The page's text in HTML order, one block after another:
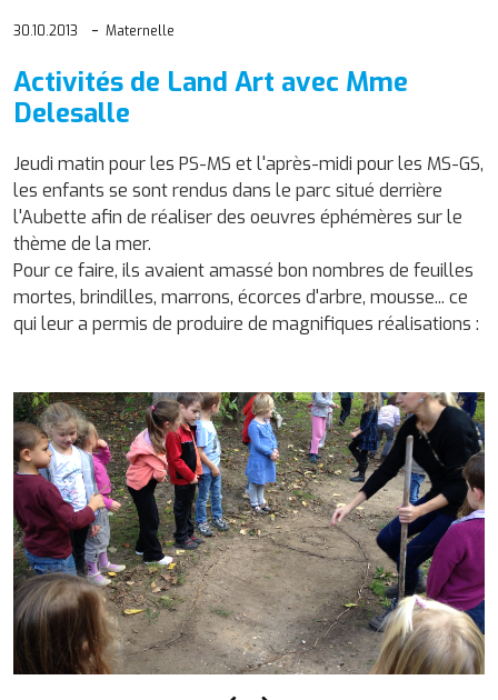
30.10.2013 Maternelle
Activités de Land Art avec Mme
Delesalle
Jeudi matin pour les PS-MS et l'après-midi pour les MS-GS,
les enfants se sont rendus dans le parc situé derrière
l'Aubette afin de réaliser des oeuvres éphémères sur le
thème de la mer.
Pour ce faire, ils avaient amassé bon nombres de feuilles
mortes, brindilles, marrons, écorces d'arbre, mousse... ce
qui leur a permis de produire de magnifiques réalisations :